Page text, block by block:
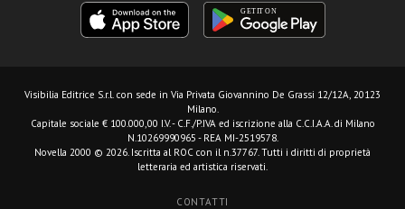
Visibilia Editrice S.r.l. con sede in Via Privata Giovannino De Grassi 12/12A, 20123
Milano.
Capitale sociale € 100.000,00 I.V. - C.F./P.IVA ed iscrizione alla C.C.I.A.A. di Milano
N.10269990965 - REA MI-2519578.
Novella 2000 © 2026. Iscritta al ROC con il n.37767. Tutti i diritti di proprietà
letteraria ed artistica riservati.
CONTATTI